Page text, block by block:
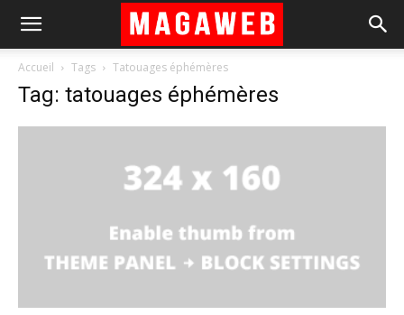
Accueil Tags Tatouages éphémères
Tag: tatouages éphémères